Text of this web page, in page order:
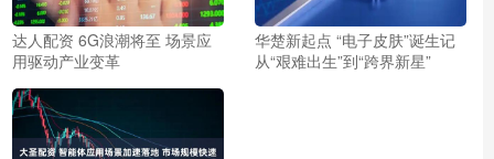
达人配资 6G浪潮将至 场景应
用驱动产业变革
华楚新起点 “电子皮肤”诞生记
从“艰难出生”到“跨界新星”